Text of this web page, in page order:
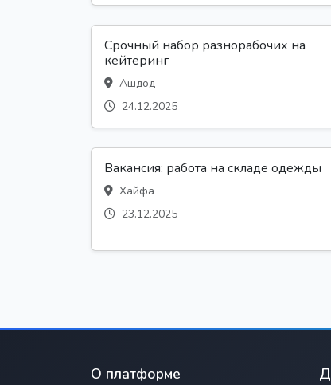
Срочный набор разнорабочих на
кейтеринг
Ашдод
24.12.2025
Вакансия: работа на складе одежды
Хайфа
23.12.2025
О платформе